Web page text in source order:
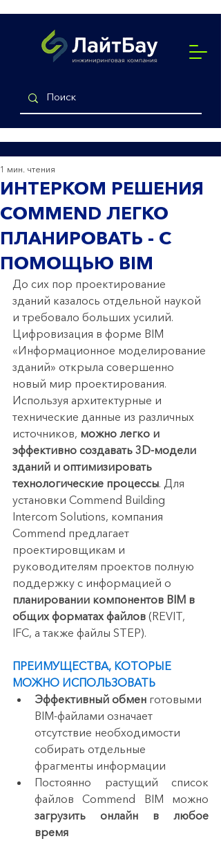
ИНТЕРКОМ РЕШЕНИЯ
COMMEND ЛЕГКО
ПЛАНИРОВАТЬ - С
ПОМОЩЬЮ BIM
1 мин. чтения
До сих пор проектирование
зданий казалось отдельной наукой
и требовало больших усилий.
Цифровизация в форме BIM
«Информационное моделирование
зданий» открыла совершенно
новый мир проектирования.
Используя архитектурные и
технические данные из различных
источников, можно легко и
эффективно создавать 3D-модели
зданий и оптимизировать
технологические процессы. Для
установки Commend Building
Intercom Solutions, компания
Commend предлагает
проектировщикам и
руководителям проектов полную
поддержку с информацией о
планировании компонентов BIM в
общих форматах файлов (REVIT,
IFC, а также файлы STEP).
ПРЕИМУЩЕСТВА, КОТОРЫЕ
МОЖНО ИСПОЛЬЗОВАТЬ
Эффективный обмен готовыми
BIM-файлами означает
отсутствие необходимости
собирать отдельные
фрагменты информации
Постоянно растущий список
файлов Commend BIM можно
загрузить онлайн в любое
время